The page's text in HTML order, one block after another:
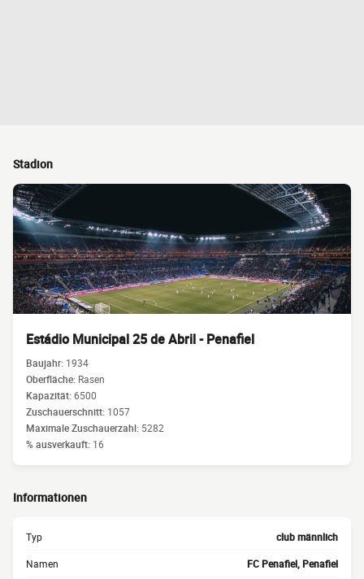
Stadion
Estádio Municipal 25 de Abril - Penafiel
Baujahr: 1934
Oberfläche: Rasen
Kapazität:6500
Zuschauerschnitt: 1057
Maximale Zuschauerzahl: 5282
% ausverkauft: 16
Informationen
Typ club männlich
Namen FC Penafiel, Penafiel